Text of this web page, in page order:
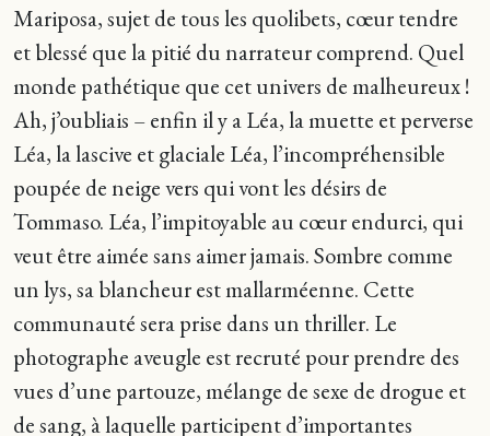
Mariposa, sujet de tous les quolibets, cœur tendre
et blessé que la pitié du narrateur comprend. Quel
monde pathétique que cet univers de malheureux !
Ah, j’oubliais – enfin il y a Léa, la muette et perverse
Léa, la lascive et glaciale Léa, l’incompréhensible
poupée de neige vers qui vont les désirs de
Tommaso. Léa, l’impitoyable au cœur endurci, qui
veut être aimée sans aimer jamais. Sombre comme
un lys, sa blancheur est mallarméenne. Cette
communauté sera prise dans un thriller. Le
photographe aveugle est recruté pour prendre des
vues d’une partouze, mélange de sexe de drogue et
de sang, à laquelle participent d’importantes